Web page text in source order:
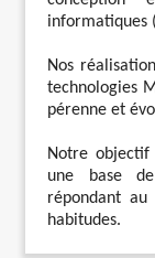
informatiques
Nos
technologies
pérenne et
Notre
une base
répondant au
habitudes.